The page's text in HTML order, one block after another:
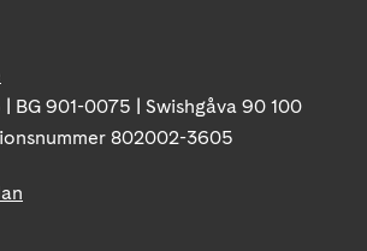
| BG 901-0075 | Swishgåva 90 100
802002-3605